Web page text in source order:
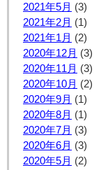
2021年5月 (3)
2021年2月 (1)
2021年1月 (2)
2020年12月 (3)
2020年11月 (3)
2020年10月 (2)
2020年9月 (1)
2020年8月 (1)
2020年7月 (3)
2020年6月 (3)
2020年5月 (2)